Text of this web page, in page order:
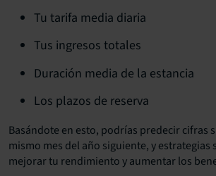
Tu tarifa media diaria
Tus ingresos totales
Duración media de la estancia
Los plazos de reserva
Basándote en esto, podrías predecir cifras
mismo mes del año siguiente, y estrategias
mejorar tu rendimiento y aumentar los